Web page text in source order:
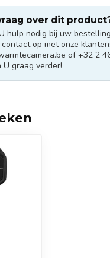
over dit
hulp nodig bij uw
op met onze
of +32 2
U graag verder!